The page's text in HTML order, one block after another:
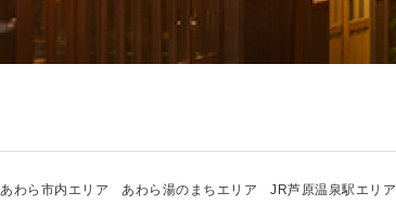
わら市内エリア あわら湯のまちエリア JR芦原温泉駅エリア